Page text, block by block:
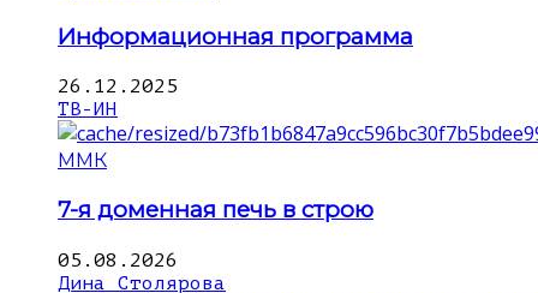
Информационная программа
26.12.2025
ТВ-ИН
ММК
7-я доменная печь в строю
05.08.2026
Дина Столярова